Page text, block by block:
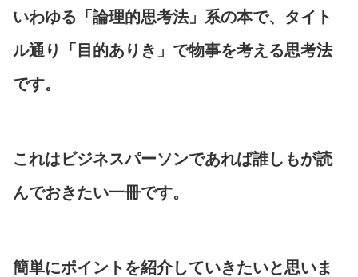
いわゆる「論理的思考法」系の本で、タイト
ル通り「目的ありき」で物事を考える思考法
です。
これはビジネスパーソンであれば誰しもが読
んでおきたい一冊です。
簡単にポイントを紹介していきたいと思いま